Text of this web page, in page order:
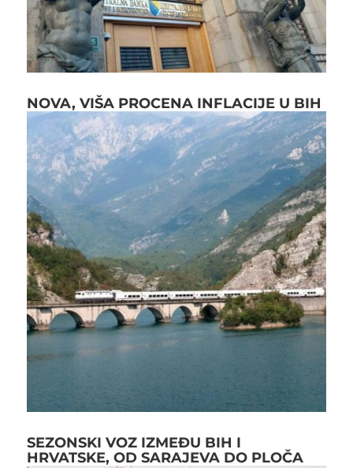
NOVA, VIŠA PROCENA INFLACIJE U BIH
SEZONSKI VOZ IZMEĐU BIH I
HRVATSKE, OD SARAJEVA DO PLOČA